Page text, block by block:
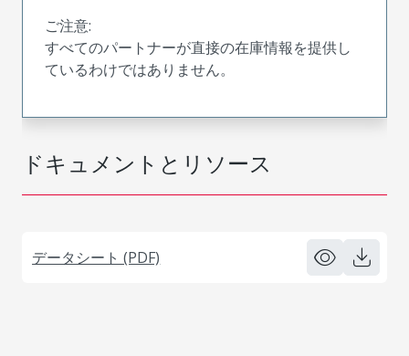
ドキュメントとリソース
データシート (PDF)
ご注意:
すべてのパートナーが直接の在庫情報を提供し
ているわけではありません。